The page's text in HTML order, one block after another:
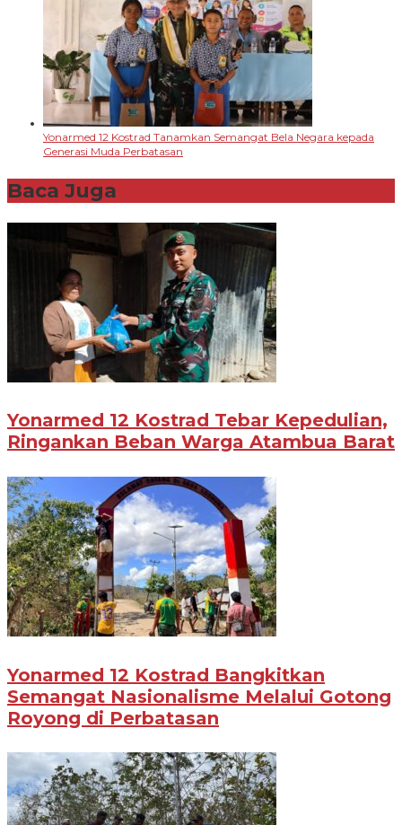
Yonarmed 12 Kostrad Tanamkan Semangat Bela Negara kepada
Generasi Muda Perbatasan
Baca Juga
Yonarmed 12 Kostrad Tebar Kepedulian,
Ringankan Beban Warga Atambua Barat
Yonarmed 12 Kostrad Bangkitkan
Semangat Nasionalisme Melalui Gotong
Royong di Perbatasan